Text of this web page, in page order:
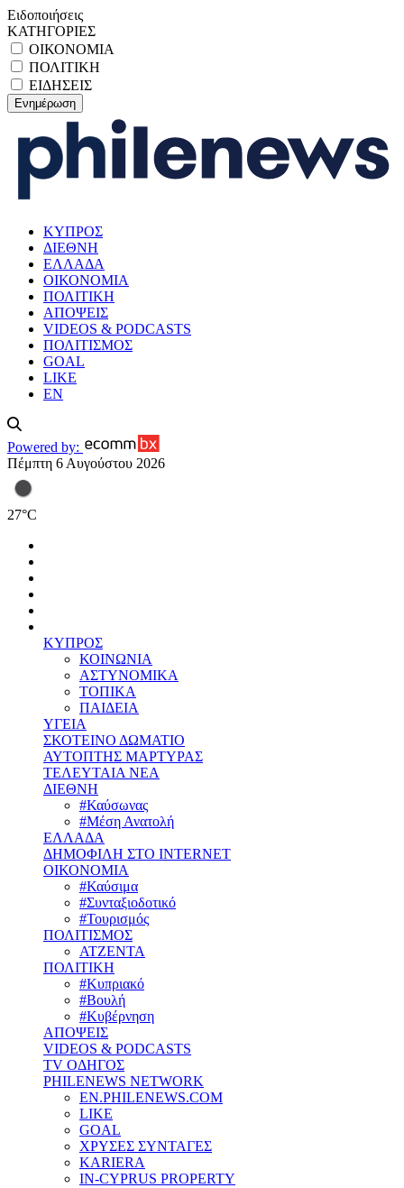
Ειδοποιήσεις
ΚΑΤΗΓΟΡΙΕΣ
ΟΙΚΟΝΟΜΙΑ
ΠΟΛΙΤΙΚΗ
ΕΙΔΗΣΕΙΣ
ΚΥΠΡΟΣ
ΔΙΕΘΝΗ
ΕΛΛΑΔΑ
ΟΙΚΟΝΟΜΙΑ
ΠΟΛΙΤΙΚΗ
ΑΠΟΨΕΙΣ
VIDEOS & PODCASTS
ΠΟΛΙΤΙΣΜΟΣ
GOAL
LIKE
EN
Powered by:
Πέμπτη 6 Αυγούστου 2026
27°C
ΚΥΠΡΟΣ
ΚΟΙΝΩΝΙΑ
ΑΣΤΥΝΟΜΙΚΑ
ΤΟΠΙΚΑ
ΠΑΙΔΕΙΑ
ΥΓΕΙΑ
ΣΚΟΤΕΙΝΟ ΔΩΜΑΤΙΟ
ΑΥΤΟΠΤΗΣ ΜΑΡΤΥΡΑΣ
ΤΕΛΕΥΤΑΙΑ ΝΕΑ
ΔΙΕΘΝΗ
#Καύσωνας
#Μέση Ανατολή
ΕΛΛΑΔΑ
ΔΗΜΟΦΙΛΗ ΣΤΟ INTERNET
ΟΙΚΟΝΟΜΙΑ
#Καύσιμα
#Συνταξιοδοτικό
#Τουρισμός
ΠΟΛΙΤΙΣΜΟΣ
ΑΤΖΕΝΤΑ
ΠΟΛΙΤΙΚΗ
#Κυπριακό
#Βουλή
#Κυβέρνηση
ΑΠΟΨΕΙΣ
VIDEOS & PODCASTS
TV ΟΔΗΓΟΣ
PHILENEWS NETWORK
EN.PHILENEWS.COM
LIKE
GOAL
ΧΡΥΣΕΣ ΣΥΝΤΑΓΕΣ
KARIERA
IN-CYPRUS PROPERTY